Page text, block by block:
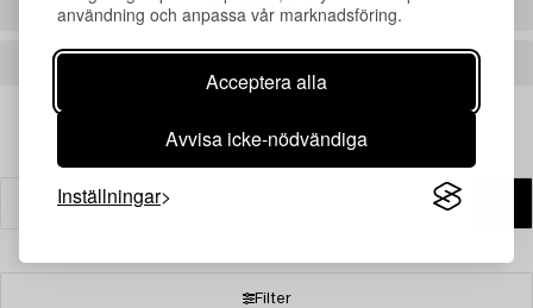
användning och anpassa vår marknadsföring.
Acceptera alla
Avvisa icke-nödvändiga
Inställningar
REGISTRERA DIG
Filter